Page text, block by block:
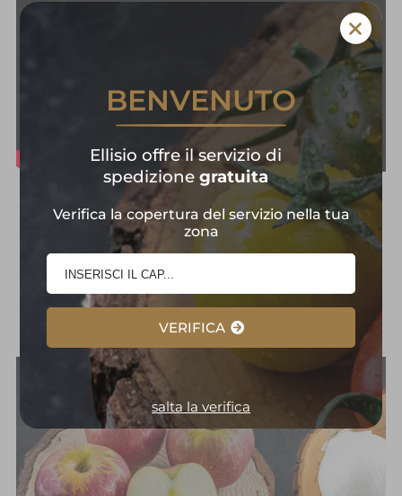
Frutta e Verdura in
Primo Piano:
Selezione
d'Eccellenza
BENVENUTO
Ellisio offre il servizio di
spedizione gratuita
Verifica la copertura del servizio nella tua
zona
VERIFICA
salta la verifica